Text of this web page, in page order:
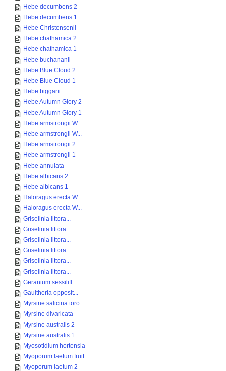
Hebe decumbens 2
Hebe decumbens 1
Hebe Christensenii
Hebe chathamica 2
Hebe chathamica 1
Hebe buchananii
Hebe Blue Cloud 2
Hebe Blue Cloud 1
Hebe biggarii
Hebe Autumn Glory 2
Hebe Autumn Glory 1
Hebe armstrongii W...
Hebe armstrongii W...
Hebe armstrongii 2
Hebe armstrongii 1
Hebe annulata
Hebe albicans 2
Hebe albicans 1
Haloragus erecta W...
Haloragus erecta W...
Griselinia littora...
Griselinia littora...
Griselinia littora...
Griselinia littora...
Griselinia littora...
Griselinia littora...
Geranium sessilifl...
Gaultheria opposit...
Myrsine salicina toro
Myrsine divaricata
Myrsine australis 2
Myrsine australis 1
Myosotidium hortensia
Myoporum laetum fruit
Myoporum laetum 2